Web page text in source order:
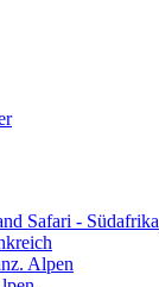
Safari - Südafrika
Alpen